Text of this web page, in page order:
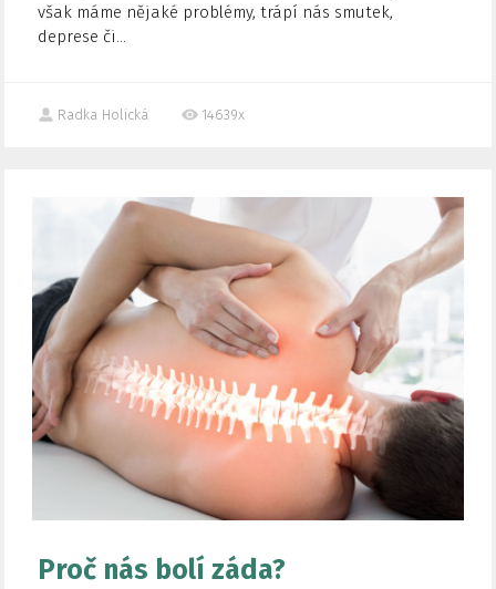
však máme nějaké problémy, trápí nás smutek,
deprese či...
Radka Holická 14639x
Proč nás bolí záda?